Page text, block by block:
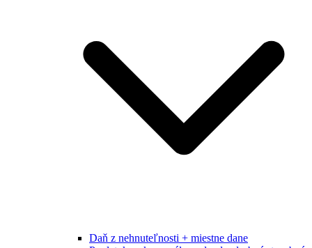
Daň z nehnuteľnosti + miestne dane